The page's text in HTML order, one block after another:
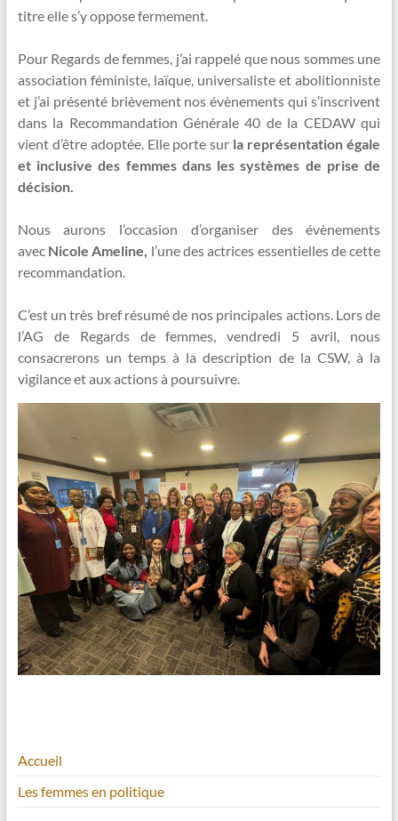
titre elle s’y oppose fermement.
Pour Regards de femmes, j’ai rappelé que nous sommes une
association féministe, laïque, universaliste et abolitionniste
et j’ai présenté brièvement nos évènements qui s’inscrivent
dans la Recommandation Générale 40 de la CEDAW qui
vient d’être adoptée. Elle porte sur la représentation égale
et inclusive des femmes dans les systèmes de prise de
décision.
Nous aurons l’occasion d’organiser des évènements
avec Nicole Ameline, l’une des actrices essentielles de cette
recommandation.
C’est un très bref résumé de nos principales actions. Lors de
l’AG de Regards de femmes, vendredi 5 avril, nous
consacrerons un temps à la description de la CSW, à la
vigilance et aux actions à poursuivre.
Accueil
Les femmes en politique